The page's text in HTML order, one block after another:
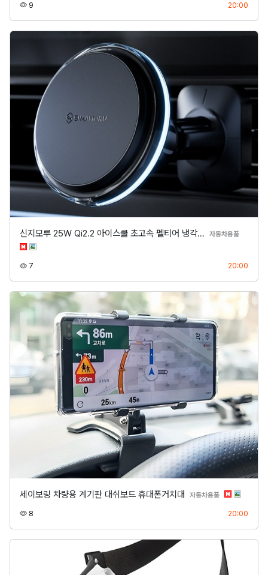
9 20:00
신지모루 25W Qi2.2 아이스쿨 초고속 펠티어 냉각… 자동차용품분류
7 20:00
세이보링 차량용 계기판 대쉬보드 휴대폰거치대 자동차용품분류
8 20:00